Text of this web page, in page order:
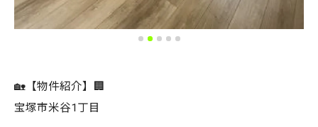
🏡【物件紹介】🏢
宝塚市米谷1丁目